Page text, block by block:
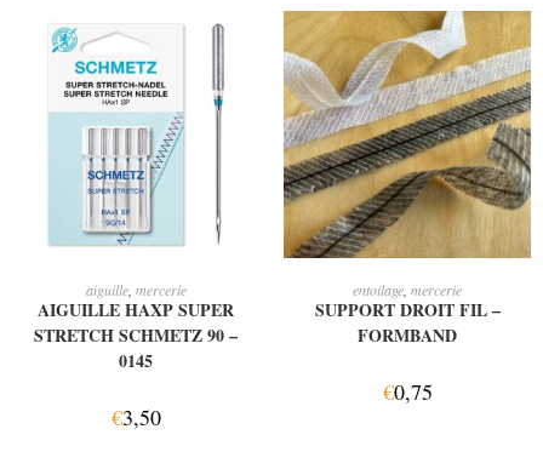
AJOUTER AU PANIER
aiguille, mercerie
AIGUILLE HAXP SUPER
STRETCH SCHMETZ 90 –
0145
€3,50
CHOIX DES OPTIONS
entoilage mercerie
SUPPORT DROIT FIL –
FORMBAND
€0,75